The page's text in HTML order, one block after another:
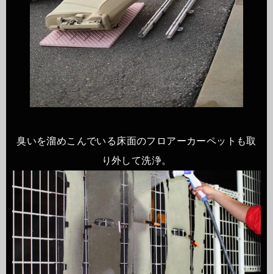
臭いを溜めこんでいる床面のフロアーカーペットも取
り外して洗浄。